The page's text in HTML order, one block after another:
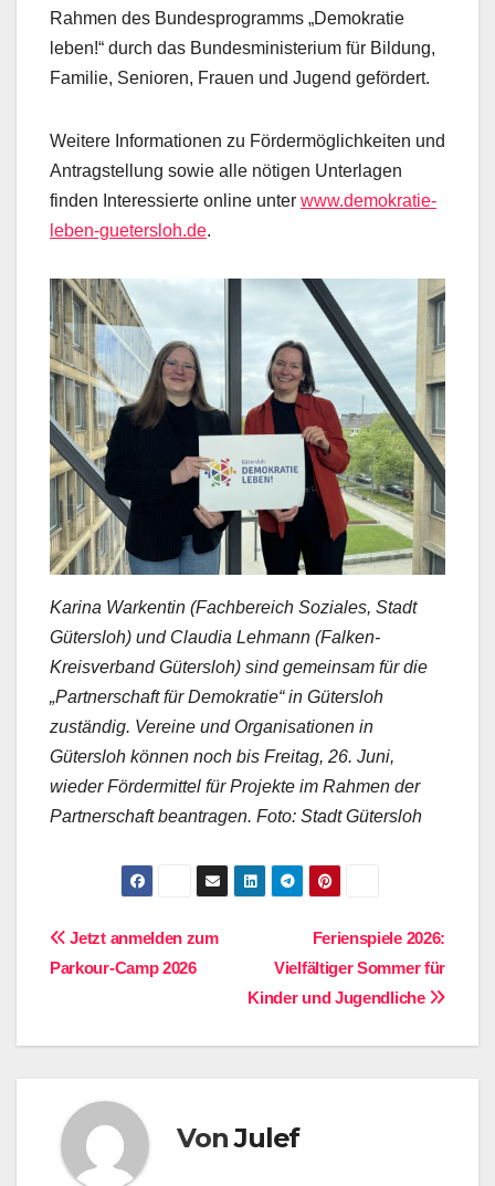
Rahmen des Bundesprogramms „Demokratie
leben!“ durch das Bundesministerium für Bildung,
Familie, Senioren, Frauen und Jugend gefördert.
Weitere Informationen zu Fördermöglichkeiten und
Antragstellung sowie alle nötigen Unterlagen
finden Interessierte online unter www.demokratie-
leben-guetersloh.de.
Karina Warkentin (Fachbereich Soziales, Stadt
Gütersloh) und Claudia Lehmann (Falken-
Kreisverband Gütersloh) sind gemeinsam für die
„Partnerschaft für Demokratie“ in Gütersloh
zuständig. Vereine und Organisationen in
Gütersloh können noch bis Freitag, 26. Juni,
wieder Fördermittel für Projekte im Rahmen der
Partnerschaft beantragen. Foto: Stadt Gütersloh
BeitragsnavigationFerienspiele 2026:
Vielfältiger Sommer für
Kinder und Jugendliche
Jetzt anmelden zum
Parkour-Camp 2026
VonJulef